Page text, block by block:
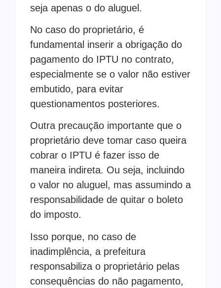
seja apenas o do aluguel.
No caso do proprietário, é
fundamental inserir a obrigação do
pagamento do IPTU no contrato,
especialmente se o valor não estiver
embutido, para evitar
questionamentos posteriores.
Outra precaução importante que o
proprietário deve tomar caso queira
cobrar o IPTU é fazer isso de
maneira indireta. Ou seja, incluindo
o valor no aluguel, mas assumindo a
responsabilidade de quitar o boleto
do imposto.
Isso porque, no caso de
inadimplência, a prefeitura
responsabiliza o proprietário pelas
consequências do não pagamento,